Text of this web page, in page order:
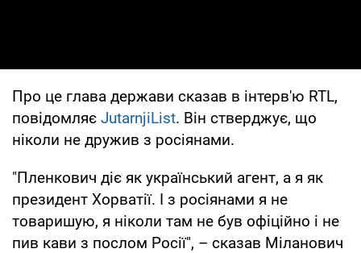
Про це глава держави сказав в інтерв'ю RTL,
повідомляє JutarnjiList. Він стверджує, що
ніколи не дружив з росіянами.
"Пленкович діє як український агент, а я як
президент Хорватії. І з росіянами я не
товаришую, я ніколи там не був офіційно і не
пив кави з послом Росії", – сказав Міланович